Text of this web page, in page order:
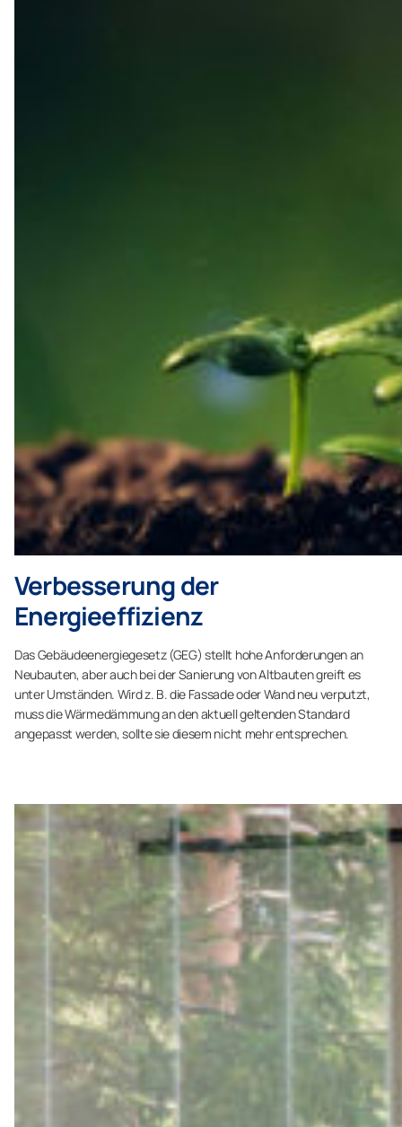
Verbesserung der
Energieeffizienz
Das Gebäudeenergiegesetz (GEG) stellt hohe Anforderungen an
Neubauten, aber auch bei der Sanierung von Altbauten greift es
unter Umständen. Wird z. B. die Fassade oder Wand neu verputzt,
muss die Wärmedämmung an den aktuell geltenden Standard
angepasst werden, sollte sie diesem nicht mehr entsprechen.